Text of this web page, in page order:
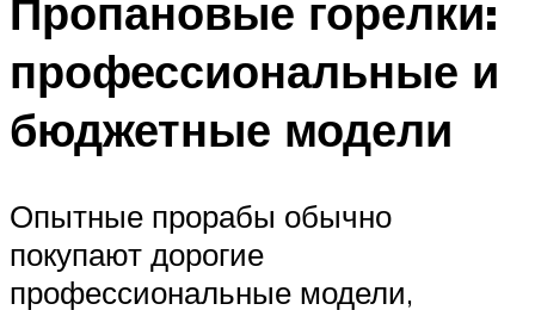
Пропановые горелки:
профессиональные и
бюджетные модели
Опытные прорабы обычно
покупают дорогие
профессиональные модели,